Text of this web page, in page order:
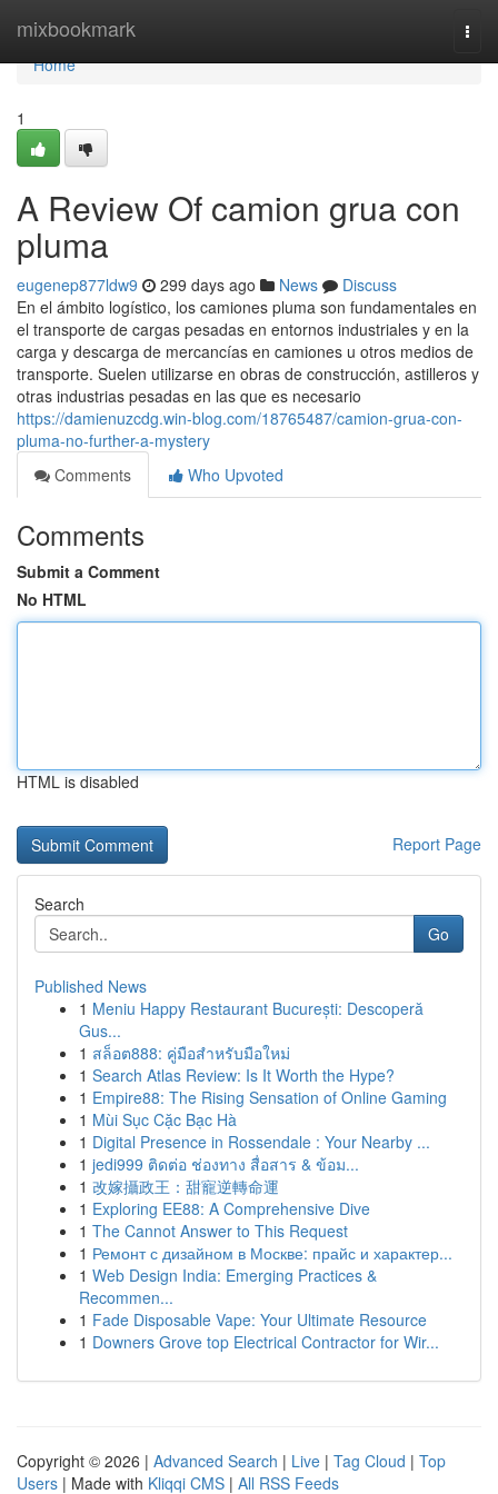
mixbookmark
Home
Home
1
A Review Of camion grua con
pluma
eugenep877ldw9 299 days ago News
Discuss
En el ámbito logístico, los camiones pluma son fundamentales en
el transporte de cargas pesadas en entornos industriales y en la
carga y descarga de mercancías en camiones u otros medios de
transporte. Suelen utilizarse en obras de construcción, astilleros y
otras industrias pesadas en las que es necesario
https://damienuzcdg.win-blog.com/18765487/camion-grua-con-
pluma-no-further-a-mystery
Comments
Who Upvoted
Comments
Submit a Comment
No HTML
HTML is disabled
Report Page
Search
Go
Published News
1 Meniu Happy Restaurant București: Descoperă
Gus...
1 สล็อต888: คู่มือสำหรับมือใหม่
1 Search Atlas Review: Is It Worth the Hype?
1 Empire88: The Rising Sensation of Online Gaming
1 Mùi Sục Cặc Bạc Hà
1 Digital Presence in Rossendale : Your Nearby ...
1 jedi999 ติดต่อ ช่องทาง สื่อสาร & ข้อม...
1 改嫁攝政王：甜寵逆轉命運
1 Exploring EE88: A Comprehensive Dive
1 The Cannot Answer to This Request
1 Ремонт с дизайном в Москве: прайс и характер...
1 Web Design India: Emerging Practices &
Recommen...
1 Fade Disposable Vape: Your Ultimate Resource
1 Downers Grove top Electrical Contractor for Wir...
Copyright © 2026 | Advanced Search | Live | Tag Cloud | Top
Users | Made with Kliqqi CMS | All RSS Feeds